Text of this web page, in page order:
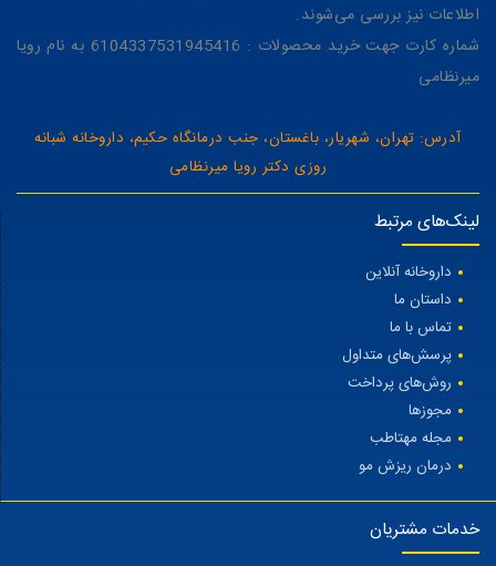
اطلاعات نیز بررسی می‌شوند.
شماره کارت جهت خرید محصولات : 6104337531945416 به نام رویا
میرنظامی
آدرس: تهران، شهریار، باغستان، جنب درمانگاه حکیم، داروخانه شبانه
روزی دکتر رویا میرنظامی
لینک‌های مرتبط
داروخانه آنلاین
داستان ما
تماس با ما
پرسش‌های متداول
روش‌های پرداخت
مجوزها
مجله مهتاطب
درمان ریزش مو
خدمات مشتریان